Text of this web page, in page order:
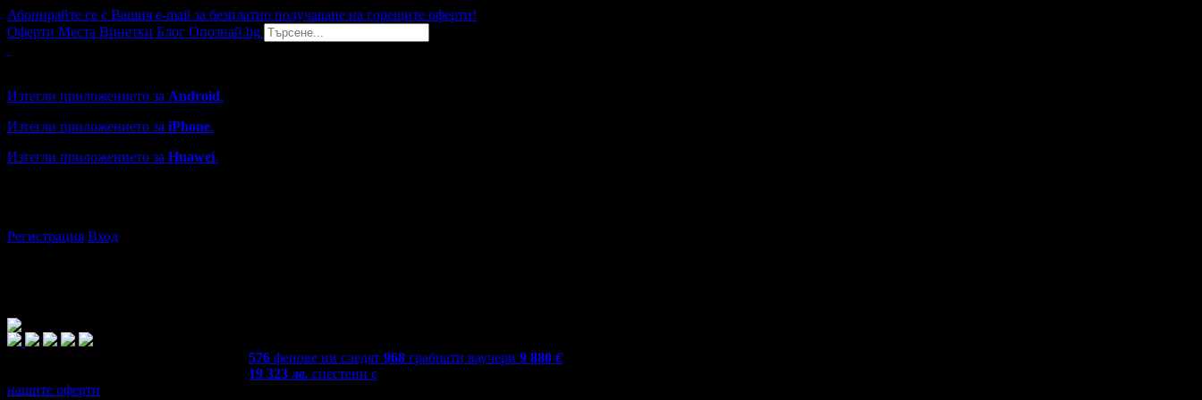
Абонирайте се с Вашия e-mail за безплатно получаване на горещите оферти!
Оферти Места Винетки Блог Опознай.bg
Изтегли приложението за Android.
Изтегли приложението за iPhone.
Изтегли приложението за Huawei.
Регистрация Вход
576 фенове ни следят 968 грабнати ваучери 9 880 €
19 323лв. спестени с
нашите оферти